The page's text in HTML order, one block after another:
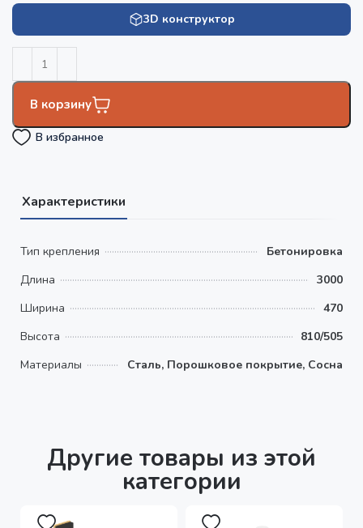
3D конструктор
В корзину
В избранное
Характеристики
Тип крепления
Бетонировка
Длина
3000
Ширина
470
Высота
810/505
Материалы
Сталь, Порошковое покрытие, Сосна
Другие товары из этой
категории